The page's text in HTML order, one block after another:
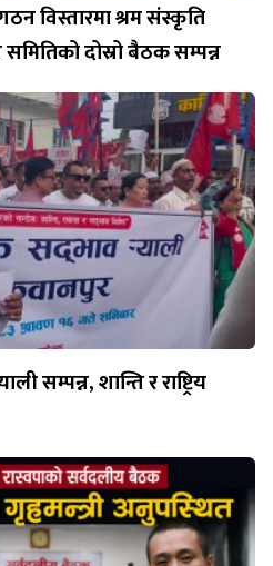
विस्तारमा श्रम संस्कृति
समितिको दोस्रो बैठक सम्पन्न
सम्पन्न, शान्ति र राष्ट्रिय